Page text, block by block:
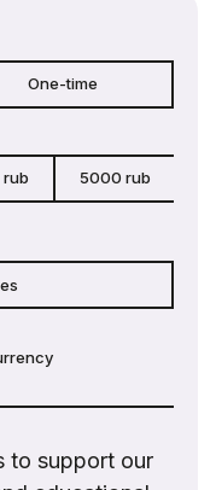
One-time
rub 5000 rub
to support our